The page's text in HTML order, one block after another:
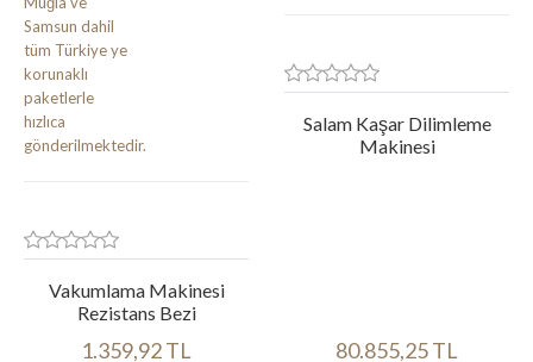
Vakumlama Makinesi
Rezistans Bezi
1.359,92 TL
Salam Kaşar Dilimleme
Makinesi
80.855,25 TL